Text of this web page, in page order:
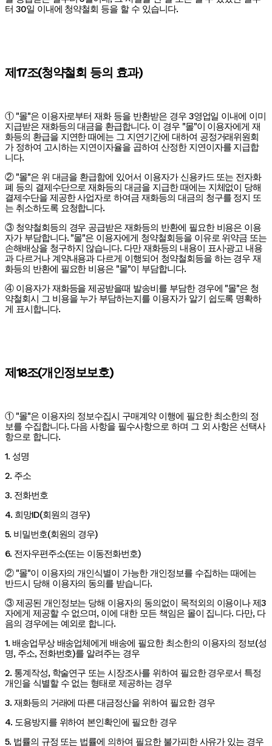
터 30일 이내에 청약철회 등을 할 수 있습니다.
제17조(청약철회 등의 효과)
① "몰"은 이용자로부터 재화 등을 반환받은 경우 3영업일 이내에 이미
지급받은 재화등의 대금을 환급합니다. 이 경우 "몰"이 이용자에게 재
화등의 환급을 지연한 때에는 그 지연기간에 대하여 공정거래위원회
가 정하여 고시하는 지연이자율을 곱하여 산정한 지연이자를 지급합
니다.
② "몰"은 위 대금을 환급함에 있어서 이용자가 신용카드 또는 전자화
폐 등의 결제수단으로 재화등의 대금을 지급한 때에는 지체없이 당해
결제수단을 제공한 사업자로 하여금 재화등의 대금의 청구를 정지 또
는 취소하도록 요청합니다.
③ 청약철회등의 경우 공급받은 재화등의 반환에 필요한 비용은 이용
자가 부담합니다. "몰"은 이용자에게 청약철회등을 이유로 위약금 또는
손해배상을 청구하지 않습니다. 다만 재화등의 내용이 표시·광고 내용
과 다르거나 계약내용과 다르게 이행되어 청약철회등을 하는 경우 재
화등의 반환에 필요한 비용은 "몰"이 부담합니다.
④ 이용자가 재화등을 제공받을때 발송비를 부담한 경우에 "몰"은 청
약철회시 그 비용을 누가 부담하는지를 이용자가 알기 쉽도록 명확하
게 표시합니다.
제18조(개인정보보호)
① "몰"은 이용자의 정보수집시 구매계약 이행에 필요한 최소한의 정
보를 수집합니다. 다음 사항을 필수사항으로 하며 그 외 사항은 선택사
항으로 합니다.
1. 성명
2. 주소
3. 전화번호
4. 희망ID(회원의 경우)
5. 비밀번호(회원의 경우)
6. 전자우편주소(또는 이동전화번호)
② "몰"이 이용자의 개인식별이 가능한 개인정보를 수집하는 때에는
반드시 당해 이용자의 동의를 받습니다.
③ 제공된 개인정보는 당해 이용자의 동의없이 목적외의 이용이나 제3
자에게 제공할 수 없으며, 이에 대한 모든 책임은 몰이 집니다. 다만, 다
음의 경우에는 예외로 합니다.
1. 배송업무상 배송업체에게 배송에 필요한 최소한의 이용자의 정보(성
명, 주소, 전화번호)를 알려주는 경우
2. 통계작성, 학술연구 또는 시장조사를 위하여 필요한 경우로서 특정
개인을 식별할 수 없는 형태로 제공하는 경우
3. 재화등의 거래에 따른 대금정산을 위하여 필요한 경우
4. 도용방지를 위하여 본인확인에 필요한 경우
5. 법률의 규정 또는 법률에 의하여 필요한 불가피한 사유가 있는 경우